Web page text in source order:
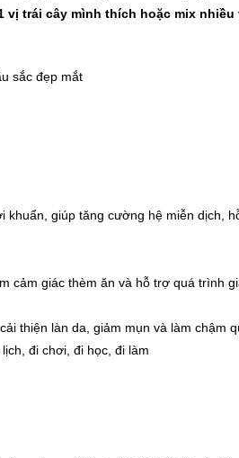
trái cây mình thích hoặc mix nhiều
sắc đẹp mắt
giúp tăng cường hệ miễn dịch,
cảm giác thèm ăn và hỗ trợ quá trình
thiện làn da, giảm mụn và làm chậm
đi chơi, đi học, đi làm